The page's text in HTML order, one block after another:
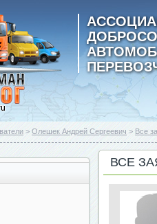
> Олешек Андрей Сергеевич > Все
ВСЕ